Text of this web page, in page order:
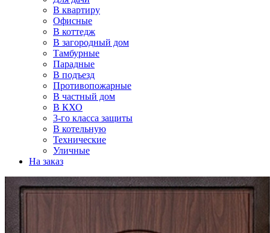
В квартиру
Офисные
В коттедж
В загородный дом
Тамбурные
Парадные
В подъезд
Противопожарные
В частный дом
В КХО
3-го класса защиты
В котельную
Технические
Уличные
На заказ